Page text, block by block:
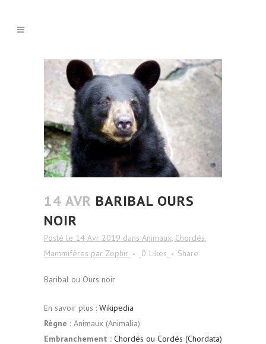
14 AVR BARIBAL OURS
NOIR
Posté le 14 Avr 2019 dans Animaux, Chordés,
Mammifères par Zephir 0 Likes Share
Baribal ou Ours noir
En savoir plus : Wikipedia
Règne : Animaux (Animalia)
Embranchement : Chordés ou Cordés (Chordata)